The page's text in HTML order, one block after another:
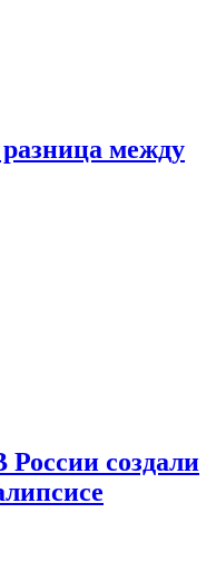
между
создали